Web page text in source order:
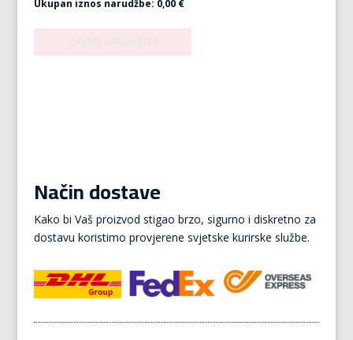
Ukupan iznos narudžbe: 0,00 €
Način dostave
Kako bi Vaš proizvod stigao brzo, sigurno i diskretno za
dostavu koristimo provjerene svjetske kurirske službe.